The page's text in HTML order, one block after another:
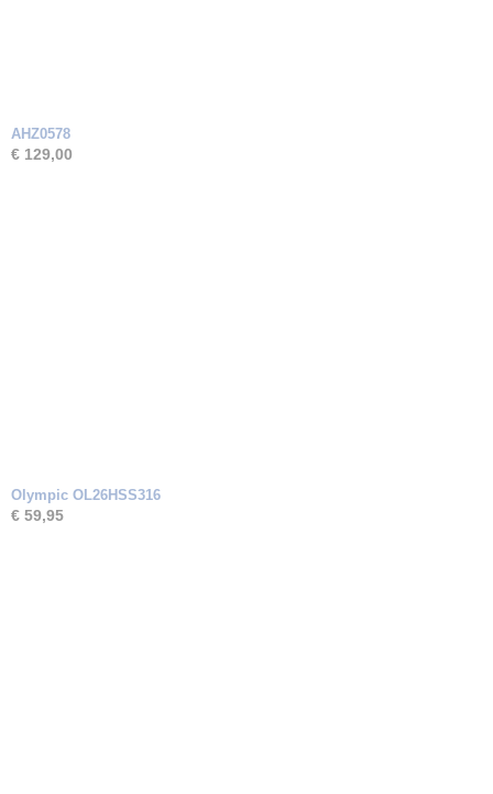
AHZ0578
€ 129,00
Olympic OL26HSS316
€ 59,95